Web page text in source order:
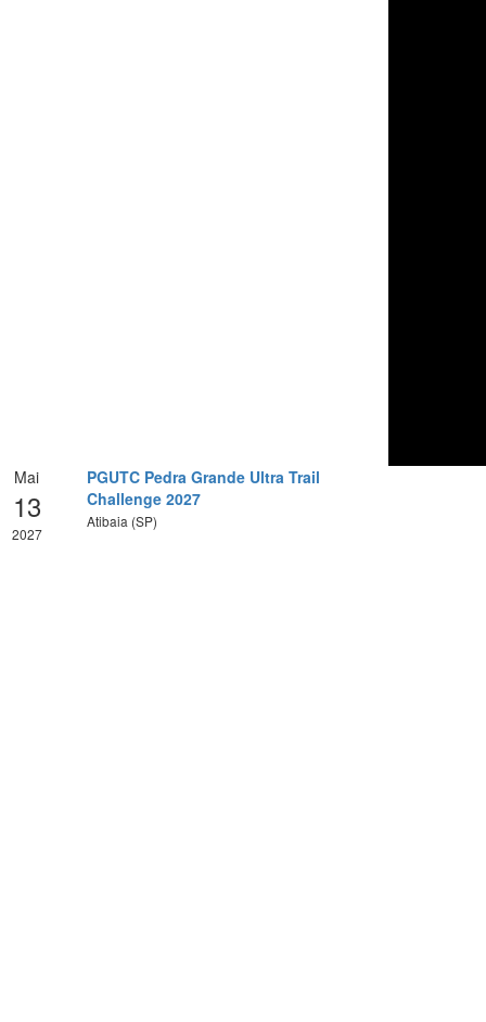
Mai
13
2027
PGUTC Pedra Grande Ultra Trail
Challenge 2027
Atibaia (SP)